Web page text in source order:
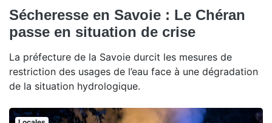
Sécheresse en Savoie : Le Chéran
passe en situation de crise
La préfecture de la Savoie durcit les mesures de
restriction des usages de l’eau face à une dégradation
de la situation hydrologique.